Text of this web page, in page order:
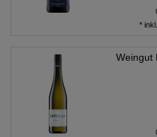
*
Weingut